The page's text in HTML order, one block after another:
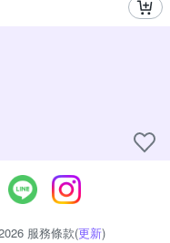
服務條款(更新)